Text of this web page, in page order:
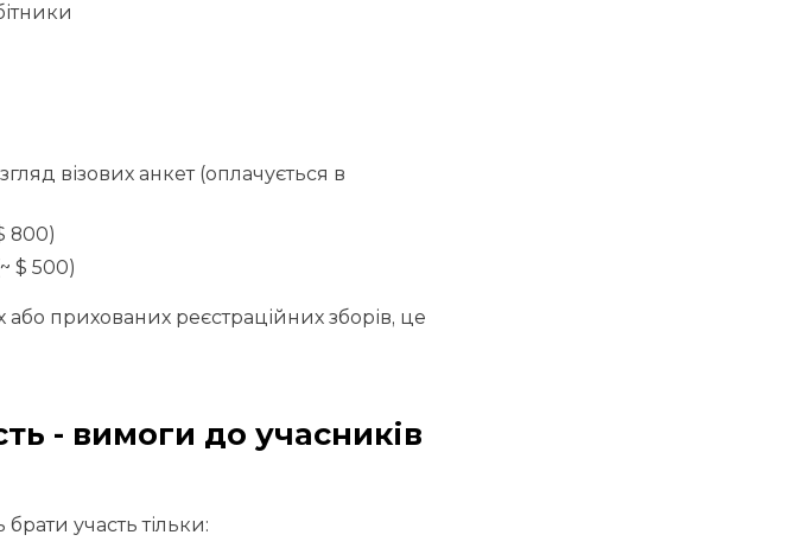
візових анкет (оплачується в
800)
$ 500)
або прихованих реєстраційних зборів, це
- вимоги до учасників
участь тільки: